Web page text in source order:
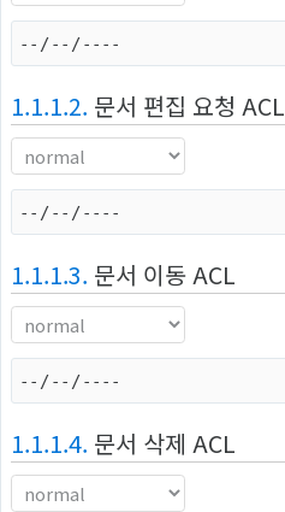
1.1.1.2. 문서 편집 요청 ACL
1.1.1.3. 문서 이동 ACL
1.1.1.4. 문서 삭제 ACL